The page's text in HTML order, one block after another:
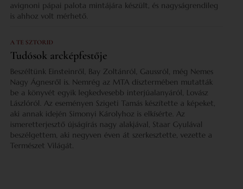
avignoni pápai palota mintájára készült, és nagyságrendileg
is ahhoz volt mérhető.
A TE SZTORID
Tudósok arcképfestője
Beszéltünk Einsteinről, Bay Zoltánról, Gaussról, még Nemes
Nagy Ágnesről is. Nemrég az MTA dísztermében mutatták
be a könyvét egyik legkedvesebb interjúalanyáról, Lovász
Lászlóról. Az eseményen Szigeti Tamás készítette a képeket,
aki annak idején Simonyi Károlyhoz is elkísérte. Az
ismeretterjesztő újságírás nagy alakjával, Staar Gyulával
beszélgettem, aki negyven éven át szerkesztette, vezette a
Természet Világát.